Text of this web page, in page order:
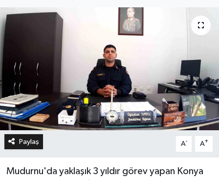
Paylaş A- A+
Mudurnu'da yaklaşık 3 yıldır görev yapan Konya